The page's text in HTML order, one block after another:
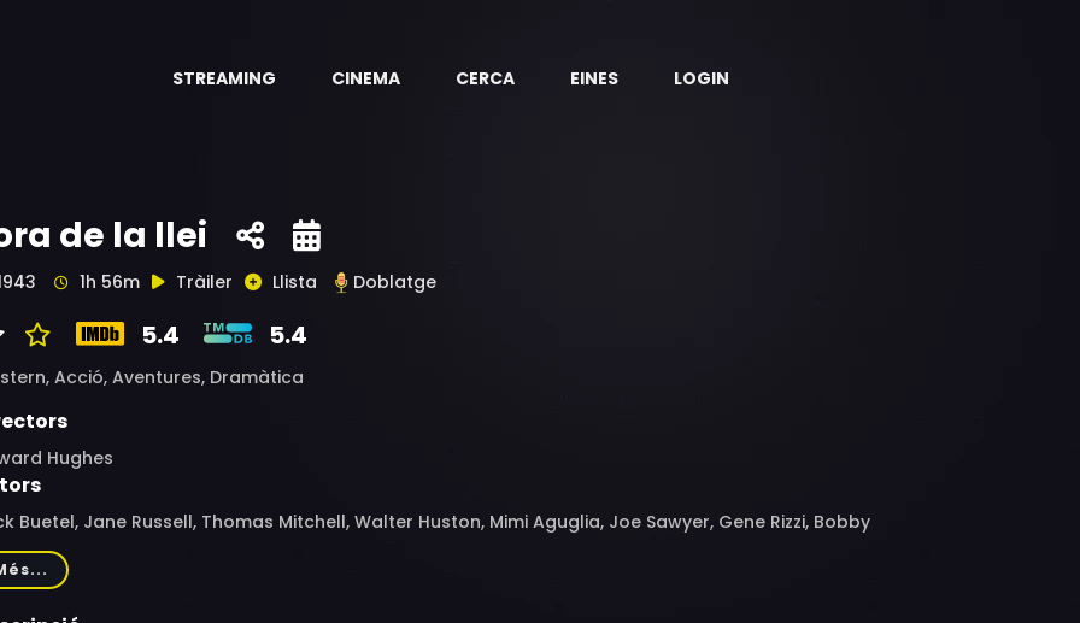
STREAMING CINEMA CERCA EINES LOGIN
de la llei
1h 56m Tràiler Llista Doblatge
5.4 5.4
Acció, Aventures, Dramàtica
Hughes
Buetel, Jane Russell, Thomas Mitchell, Walter Huston, Mimi Aguglia, Joe Sawyer, Gene Rizzi, Bobby
Martín Garralaga, Ben Johnson, Dickie Jones, Cecil Kellogg, Ethan Laidlaw, Ted Mapes, William
Emory Parnell, Edward Peil Sr., Wallace Reid Jr., Julian Rivero, Lee Shumway, William Steele, Harry
Frank Ward, Pat West